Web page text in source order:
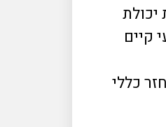
קיים
כללי